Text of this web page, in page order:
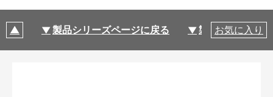
製品シリーズページに戻る 製品仕様
お気に入り